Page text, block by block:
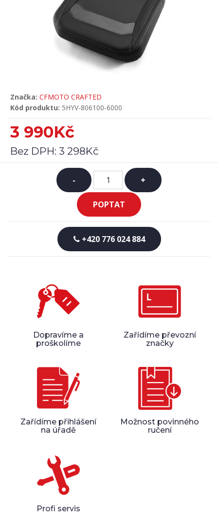
Značka: CFMOTO CRAFTED
Kód produktu: 5HYV-806100-6000
3 990Kč
Bez DPH: 3 298Kč
- +
POPTAT
+420 776 024 884
Dopravíme a
proškolíme
Zařídíme převozní
značky
Zařídíme přihlášení
na úřadě
Možnost povinného
ručení
Profi servis